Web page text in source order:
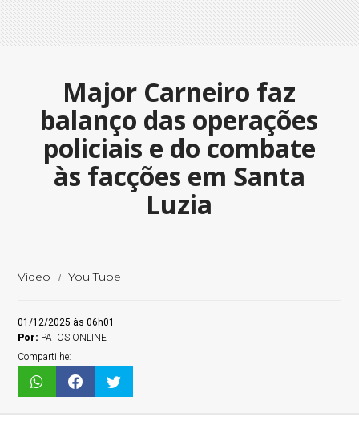
Major Carneiro faz
balanço das operações
policiais e do combate
às facções em Santa
Luzia
Vídeo You Tube
01/12/2025 às 06h01
Por: PATOS ONLINE
Compartilhe: